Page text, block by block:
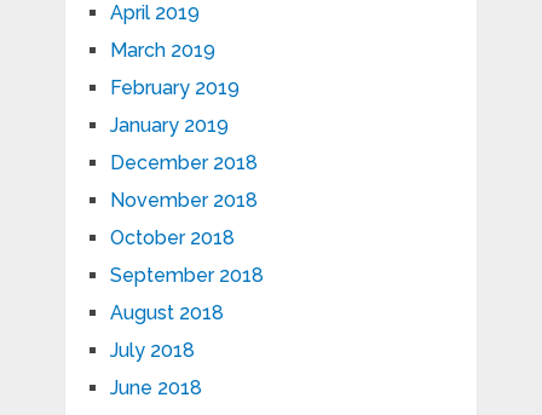
April 2019
March 2019
February 2019
January 2019
December 2018
November 2018
October 2018
September 2018
August 2018
July 2018
June 2018